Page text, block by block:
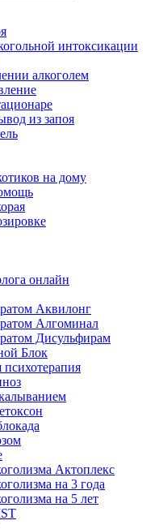
интоксикации
алкоголем
из запоя
на дому
онлайн
Аквилонг
Алгоминал
Дисульфирам
Блок
Актоплекс
на 3 года
на 5 лет